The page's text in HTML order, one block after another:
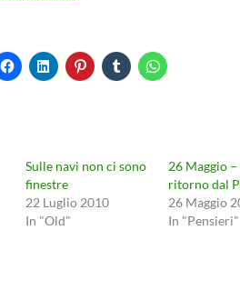
Sulle navi non ci sono
finestre
22 Luglio 2010
In "Old"
26 Maggio
ritorno dal
26 Maggio
In "Pensieri"